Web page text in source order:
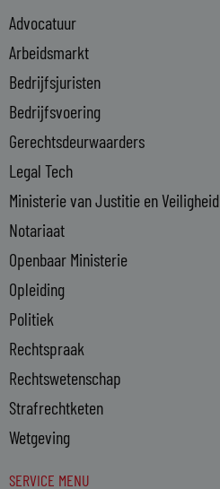
d
i
n
-
i
n
Advocatuur
Arbeidsmarkt
Bedrijfsjuristen
Bedrijfsvoering
Gerechtsdeurwaarders
Legal Tech
Ministerie van Justitie en Veiligheid
Notariaat
Openbaar Ministerie
Opleiding
Politiek
Rechtspraak
Rechtswetenschap
Strafrechtketen
Wetgeving
SERVICE MENU